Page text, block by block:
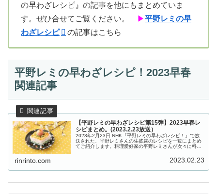
の早わざレシピ』の記事を他にもまとめていま
す。ぜひ合せてご覧ください。
▶平野レミの早
わざレシピ
の記事はこちら
平野レミの早わざレシピ！2023早春
関連記事
【平野レミの早わざレシピ第15弾】2023早春レ
シピまとめ。(2023.2.23放送）
2023年2月23日 NHK『平野レミの早わざレシピ！』で放
送された、平野レミさんの生披露のレシピを一覧にまとめ
てご紹介します。料理愛好家の平野レミさんが次々に料理
rinrinto.com 2023.02.23